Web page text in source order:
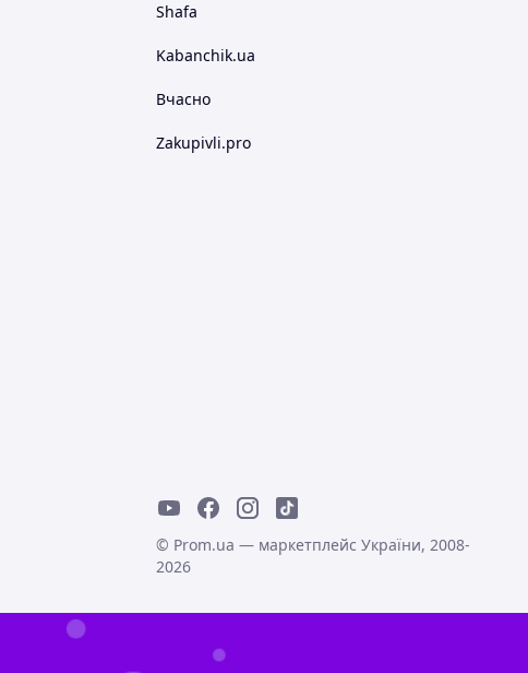
Shafa
Kabanchik.ua
Вчасно
Zakupivli.pro
© Prom.ua — маркетплейс України, 2008-
2026